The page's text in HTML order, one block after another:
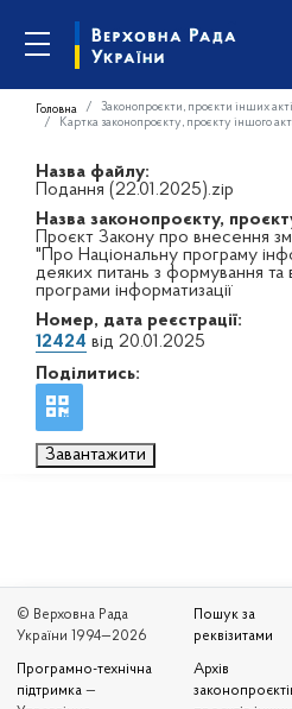
Головна Законопроєкти, проєкти інших
Картка законопроєкту, проєкту іншого
Назва файлу:
Подання (22.01.2025).zip
Назва законопроєкту,
Проєкт Закону про внесення
"Про Національну програму
деяких питань з формування та
програми інформатизації
Номер, дата реєстрації:
12424 від 20.01.2025
Поділитись:
Завантажити
© Верховна Рада
України 1994—2026
Програмно-технічна
підтримка —
Пошук за
реквізитами
Архів